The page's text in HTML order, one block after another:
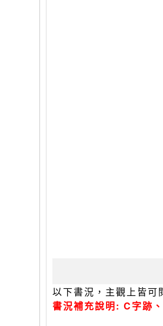
以下書況，主觀上皆可
書況補充說明: C字跡